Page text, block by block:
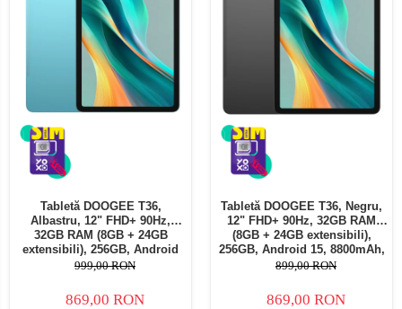
Tabletă DOOGEE T36,
Albastru, 12" FHD+ 90Hz,
32GB RAM (8GB + 24GB
extensibili), 256GB, Android
15, 8800mAh, Dual SIM
999,00 RON
869,00 RON
Tabletă DOOGEE T36, Negru,
12" FHD+ 90Hz, 32GB RAM
(8GB + 24GB extensibili),
256GB, Android 15, 8800mAh,
Dual SIM
899,00 RON
869,00 RON